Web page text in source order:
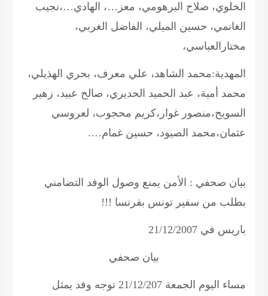
الخلوي، صلاح البرهومي، معز…، الهادي…،نجيب
الغانمي، حسين الميلي، الفاضل الغربي،
مختارالعباسي،
المهدية:محمد الشاهد، علي معرف، بحري الهذيلي،
محمد أمية، عبد الحميد الحديري، صالح عبيد، زهير
السويح،منصور غوار،كريم محجوب، لعروسي
عثمان،محمد الصيود، حسين غمام….
بيان صحفي : الأمن يمنع وصول الوفد التضامني
بطلب من سفير تونس بفرنسا !!!
باريس في 21/12/2007
بيان صحفي
مساء اليوم الجمعة 21/12/207 توجه وفد يمثل